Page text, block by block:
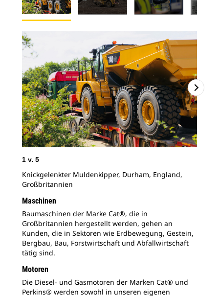
1 v. 5
Knickgelenkter Muldenkipper, Durham, England,
Großbritannien
Maschinen
Baumaschinen der Marke Cat®, die in
Großbritannien hergestellt werden, gehen an
Kunden, die in Sektoren wie Erdbewegung, Gestein,
Bergbau, Bau, Forstwirtschaft und Abfallwirtschaft
tätig sind.
Motoren
Die Diesel- und Gasmotoren der Marken Cat® und
Perkins® werden sowohl in unseren eigenen